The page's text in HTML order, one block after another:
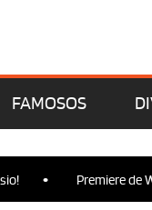
FAMOSOS
Premiere de Wicked